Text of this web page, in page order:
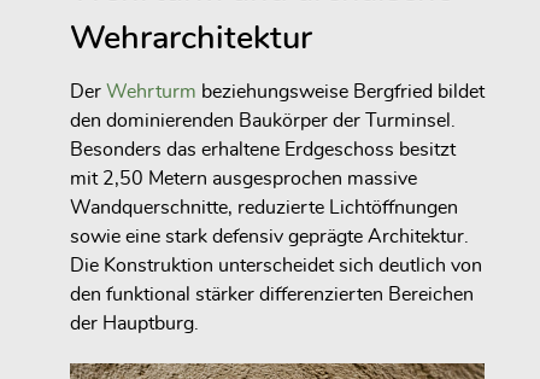
Wehrarchitektur
Der Wehrturm beziehungsweise Bergfried bildet
den dominierenden Baukörper der Turminsel.
Besonders das erhaltene Erdgeschoss besitzt
mit 2,50 Metern ausgesprochen massive
Wandquerschnitte, reduzierte Lichtöffnungen
sowie eine stark defensiv geprägte Architektur.
Die Konstruktion unterscheidet sich deutlich von
den funktional stärker differenzierten Bereichen
der Hauptburg.